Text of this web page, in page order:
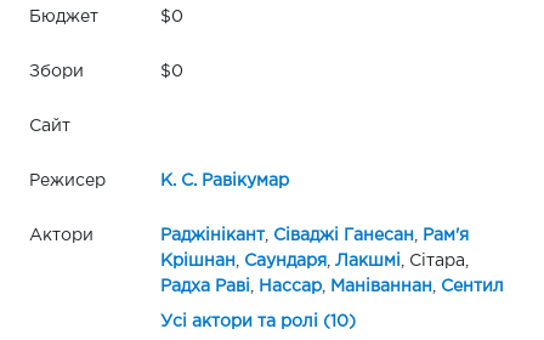
Бюджет $0
Збори $0
Сайт
Режисер К. С. Равікумар
Актори Раджінікант, Сіваджі Ганесан
Рам'я
Крішнан
Саундаря, Лакшмі , Сітара,
Радха Раві
Нассар, Маніваннан Сентил
Усі актори та ролі (10)